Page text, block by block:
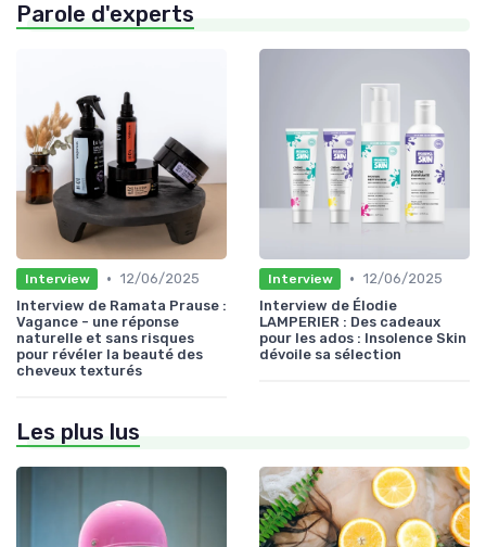
Parole d'experts
Interview • 12/06/2025
Interview de Ramata Prause :
Vagance - une réponse
naturelle et sans risques
pour révéler la beauté des
cheveux texturés
Interview • 12/06/2025
Interview de Élodie
LAMPERIER : Des cadeaux
pour les ados : Insolence Skin
dévoile sa sélection
Les plus lus